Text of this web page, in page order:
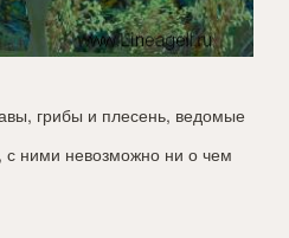
грибы и плесень, ведомые
с ними невозможно ни о чем